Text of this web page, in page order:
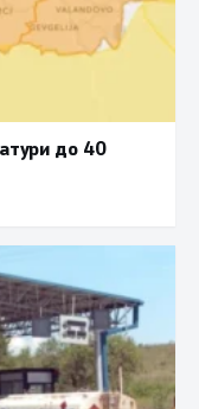
до 40